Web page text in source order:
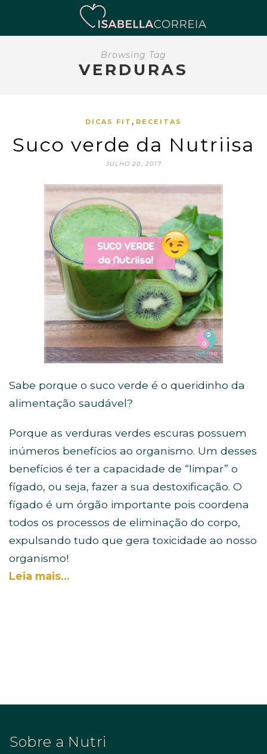
Browsing Tag
VERDURAS
DICAS FIT , RECEITAS
Suco verde da Nutriisa
JULHO 20, 2017
Sabe porque o suco verde é o queridinho da
alimentação saudável?
Porque as verduras verdes escuras possuem
inúmeros benefícios ao organismo. Um desses
benefícios é ter a capacidade de “limpar” o
fígado, ou seja, fazer a sua destoxificação. O
fígado é um órgão importante pois coordena
todos os processos de eliminação do corpo,
expulsando tudo que gera toxicidade ao nosso
organismo!
Leia mais…
Sobre a Nutri